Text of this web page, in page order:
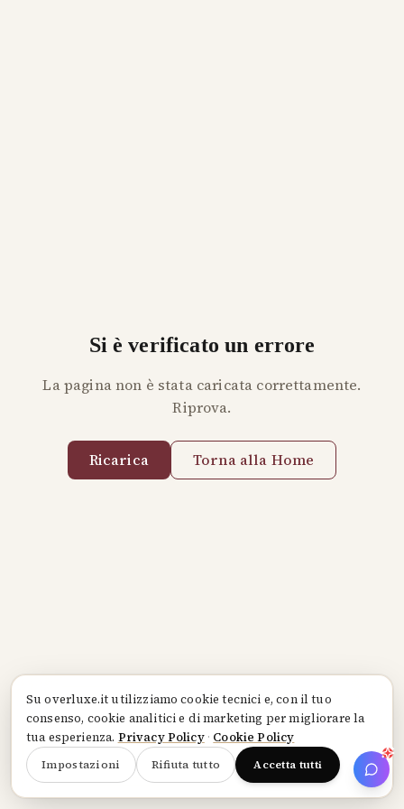
Suoverluxe.itutilizziamo cookie tecnici e, con il tuo
consenso, cookie analitici e di marketing per migliorare la
tua esperienza. Privacy Policy· Cookie Policy
Impostazioni Rifiuta tutto Accetta tutti
Si è verificato un errore
La pagina non è stata caricata correttamente.
Riprova.
Ricarica Torna alla Home